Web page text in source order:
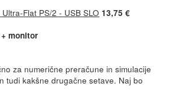
Flat PS/2 - USB SLO 13,75 €
+ monitor
za numerične preračune in simulacije
tudi kakšne drugačne setave. Naj bo